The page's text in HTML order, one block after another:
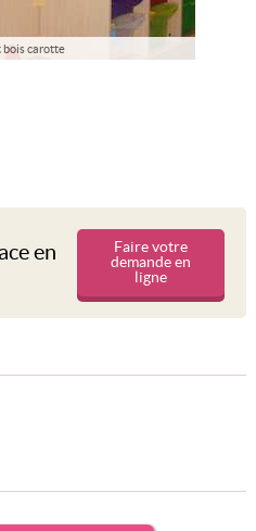
bois carotte
en
Faire votre
demande en
ligne